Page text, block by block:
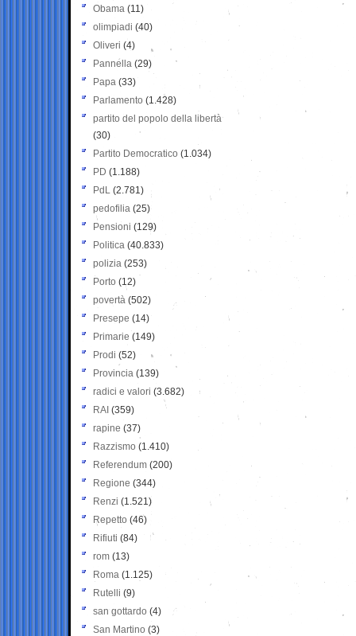
Obama (11)
olimpiadi (40)
Oliveri (4)
Pannella (29)
Papa (33)
Parlamento (1.428)
partito del popolo della libertà
(30)
Partito Democratico (1.034)
PD (1.188)
PdL (2.781)
pedofilia (25)
Pensioni (129)
Politica (40.833)
polizia (253)
Porto (12)
povertà (502)
Presepe (14)
Primarie (149)
Prodi (52)
Provincia (139)
radici e valori (3.682)
RAI (359)
rapine (37)
Razzismo (1.410)
Referendum (200)
Regione (344)
Renzi (1.521)
Repetto (46)
Rifiuti (84)
rom (13)
Roma (1.125)
Rutelli (9)
san gottardo (4)
San Martino (3)